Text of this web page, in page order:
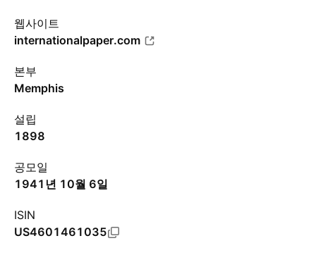
웹사이트
internationalpaper.com
본부
Memphis
설립
1898
공모일
1941년 10월 6일
ISIN
US4601461035